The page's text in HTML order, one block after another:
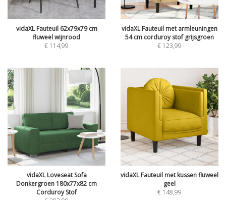
vidaXL Fauteuil 62x79x79 cm
fluweel wijnrood
€ 114,99
vidaXL Fauteuil met armleuningen
54 cm corduroy stof grijsgroen
€ 123,99
vidaXL Loveseat Sofa
Donkergroen 180x77x82 cm
Corduroy Stof
vidaXL Fauteuil met kussen fluweel
geel
€ 148,99